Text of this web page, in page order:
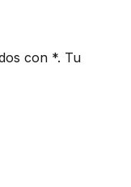
con *. Tu